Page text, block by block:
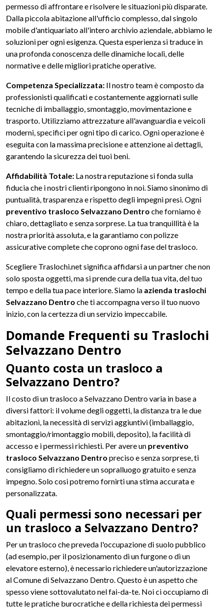
permesso di affrontare e risolvere le situazioni più disparate.
Dalla piccola abitazione all'ufficio complesso, dal singolo
mobile d'antiquariato all'intero archivio aziendale, abbiamo le
soluzioni per ogni esigenza. Questa esperienza si traduce in
una profonda conoscenza delle dinamiche locali, delle
normative e delle migliori pratiche operative.
Competenza Specializzata: Il nostro team è composto da
professionisti qualificati e costantemente aggiornati sulle
tecniche di imballaggio, smontaggio, movimentazione e
trasporto. Utilizziamo attrezzature all'avanguardia e veicoli
moderni, specifici per ogni tipo di carico. Ogni operazione è
eseguita con la massima precisione e attenzione ai dettagli,
garantendo la sicurezza dei tuoi beni.
Affidabilità Totale: La nostra reputazione si fonda sulla
fiducia che i nostri clienti ripongono in noi. Siamo sinonimo di
puntualità, trasparenza e rispetto degli impegni presi. Ogni
preventivo trasloco Selvazzano Dentro che forniamo è
chiaro, dettagliato e senza sorprese. La tua tranquillità è la
nostra priorità assoluta, e la garantiamo con polizze
assicurative complete che coprono ogni fase del trasloco.
Scegliere Traslochi.net significa affidarsi a un partner che non
solo sposta oggetti, ma si prende cura della tua vita, del tuo
tempo e della tua pace interiore. Siamo la azienda traslochi
Selvazzano Dentro che ti accompagna verso il tuo nuovo
inizio, con la certezza di un servizio impeccabile.
Domande Frequenti su Traslochi
Selvazzano Dentro
Quanto costa un trasloco a
Selvazzano Dentro?
Il costo di un trasloco a Selvazzano Dentro varia in base a
diversi fattori: il volume degli oggetti, la distanza tra le due
abitazioni, la necessità di servizi aggiuntivi (imballaggio,
smontaggio/rimontaggio mobili, deposito), la facilità di
accesso e i permessi richiesti. Per avere un preventivo
trasloco Selvazzano Dentro preciso e senza sorprese, ti
consigliamo di richiedere un sopralluogo gratuito e senza
impegno. Solo così potremo fornirti una stima accurata e
personalizzata.
Quali permessi sono necessari per
un trasloco a Selvazzano Dentro?
Per un trasloco che preveda l'occupazione di suolo pubblico
(ad esempio, per il posizionamento di un furgone o di un
elevatore esterno), è necessario richiedere un'autorizzazione
al Comune di Selvazzano Dentro. Questo è un aspetto che
spesso viene sottovalutato nel fai-da-te. Noi ci occupiamo di
tutte le pratiche burocratiche e della richiesta dei permessi